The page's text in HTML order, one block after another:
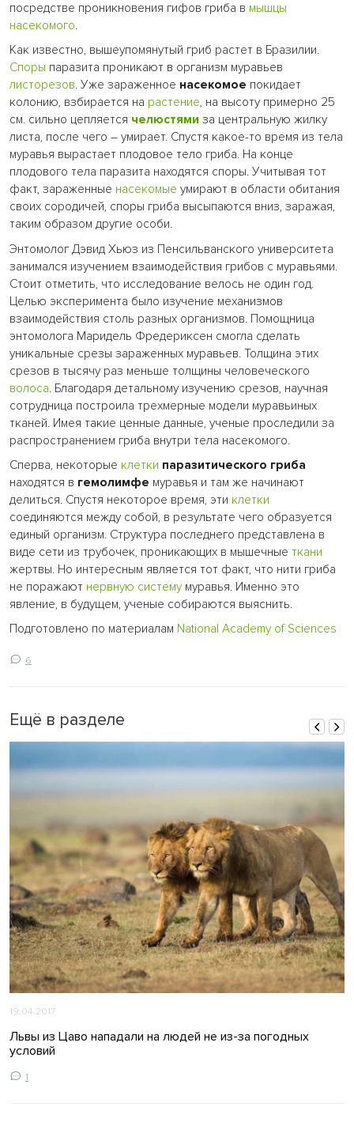
посредстве проникновения гифов гриба в мышцы
насекомого.
Как известно, вышеупомянутый гриб растет в Бразилии.
Споры паразита проникают в организм муравьев
листорезов. Уже зараженное насекомое покидает
колонию, взбирается на растение, на высоту примерно 25
см. сильно цепляется челюстями за центральную жилку
листа, после чего – умирает. Спустя какое-то время из тела
муравья вырастает плодовое тело гриба. На конце
плодового тела паразита находятся споры. Учитывая тот
факт, зараженные насекомые умирают в области обитания
своих сородичей, споры гриба высыпаются вниз, заражая,
таким образом другие особи.
Энтомолог Дэвид Хьюз из Пенсильванского университета
занимался изучением взаимодействия грибов с муравьями.
Стоит отметить, что исследование велось не один год.
Целью эксперимента было изучение механизмов
взаимодействия столь разных организмов. Помощница
энтомолога Маридель Фредериксен смогла сделать
уникальные срезы зараженных муравьев. Толщина этих
срезов в тысячу раз меньше толщины человеческого
волоса. Благодаря детальному изучению срезов, научная
сотрудница построила трехмерные модели муравьиных
тканей. Имея такие ценные данные, ученые проследили за
распространением гриба внутри тела насекомого.
Сперва, некоторые клетки паразитического гриба
находятся в гемолимфе муравья и там же начинают
делиться. Спустя некоторое время, эти клетки
соединяются между собой, в результате чего образуется
единый организм. Структура последнего представлена в
виде сети из трубочек, проникающих в мышечные ткани
жертвы. Но интересным является тот факт, что нити гриба
не поражают нервную системумуравья. Именно это
явление, в будущем, ученые собираются выяснить.
Подготовлено по материалам National Academy of Sciences
6
Ещё в разделе
19.04.2017
Львы из Цаво нападали на людей не из-за погодных
условий
1